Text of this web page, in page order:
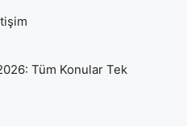
Tüm Konular Tek